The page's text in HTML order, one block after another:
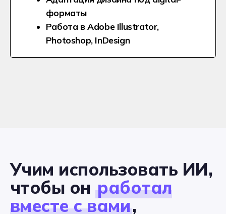
Учим использовать ИИ,
чтобы онработал
вместе с вами,
Ближайший день
открытых дверей